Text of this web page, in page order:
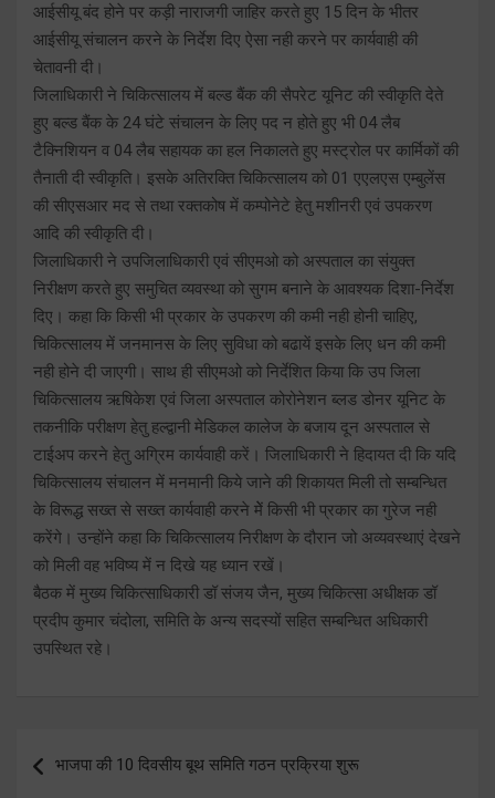
आईसीयू बंद होने पर कड़ी नाराजगी जाहिर करते हुए 15 दिन के भीतर
आईसीयू संचालन करने के निर्देश दिए ऐसा नही करने पर कार्यवाही की
चेतावनी दी।
जिलाधिकारी ने चिकित्सालय में बल्ड बैंक की सैपरेट यूनिट की स्वीकृति देते
हुए बल्ड बैंक के 24 घंटे संचालन के लिए पद न होते हुए भी 04 लैब
टैक्निशियन व 04 लैब सहायक का हल निकालते हुए मस्ट्रोल पर कार्मिकों की
तैनाती दी स्वीकृति। इसके अतिरक्ति चिकित्सालय को 01 एएलएस एम्बुलेंस
की सीएसआर मद से तथा रक्तकोष में कम्पोनेटे हेतु मशीनरी एवं उपकरण
आदि की स्वीकृति दी।
जिलाधिकारी ने उपजिलाधिकारी एवं सीएमओ को अस्पताल का संयुक्त
निरीक्षण करते हुए समुचित व्यवस्था को सुगम बनाने के आवश्यक दिशा-निर्देश
दिए। कहा कि किसी भी प्रकार के उपकरण की कमी नही होनी चाहिए,
चिकित्सालय में जनमानस के लिए सुविधा को बढायें इसके लिए धन की कमी
नही होने दी जाएगी। साथ ही सीएमओ को निर्देशित किया कि उप जिला
चिकित्सालय ऋषिकेश एवं जिला अस्पताल कोरोनेशन ब्लड डोनर यूनिट के
तकनीकि परीक्षण हेतु हल्द्वानी मेडिकल कालेज के बजाय दून अस्पताल से
टाईअप करने हेतु अग्रिम कार्यवाही करें। जिलाधिकारी ने हिदायत दी कि यदि
चिकित्सालय संचालन में मनमानी किये जाने की शिकायत मिली तो सम्बन्धित
के विरूद्ध सख्त से सख्त कार्यवाही करने मेें किसी भी प्रकार का गुरेज नही
करेंगे। उन्होंने कहा कि चिकित्सालय निरीक्षण के दौरान जो अव्यवस्थाएं देखने
को मिली वह भविष्य में न दिखे यह ध्यान रखें।
बैठक में मुख्य चिकित्साधिकारी डॉ संजय जैन, मुख्य चिकित्सा अधीक्षक डॉ
प्रदीप कुमार चंदोला, समिति के अन्य सदस्यों सहित सम्बन्धित अधिकारी
उपस्थित रहे।
navigation
भाजपा की 10 दिवसीय बूथ समिति गठन प्रक्रिया शुरू